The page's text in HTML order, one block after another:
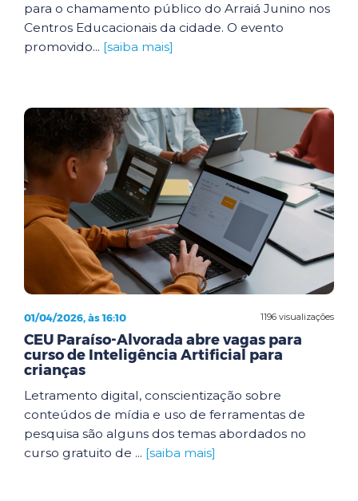
para o chamamento público do Arraiá Junino nos
Centros Educacionais da cidade. O evento
promovido... [saiba mais]
1196 visualizações
01/04/2026, às 16:10
CEU Paraíso-Alvorada abre vagas para
curso de Inteligência Artificial para
crianças
Letramento digital, conscientização sobre
conteúdos de mídia e uso de ferramentas de
pesquisa são alguns dos temas abordados no
curso gratuito de ... [saiba mais]